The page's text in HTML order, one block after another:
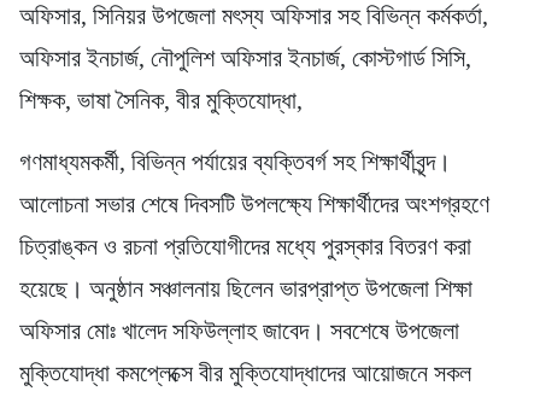
অফিসার, সিনিয়র উপজেলা মৎস্য অফিসার সহ বিভিন্ন কর্মকর্তা,
অফিসার ইনচার্জ, নৌপুলিশ অফিসার ইনচার্জ, কোস্টগার্ড সিসি,
শিক্ষক, ভাষা সৈনিক, বীর মুক্তিযোদ্ধা,
গণমাধ্যমকর্মী, বিভিন্ন পর্যায়ের ব্যক্তিবর্গ সহ শিক্ষার্থীবৃন্দ।
আলোচনা সভার শেষে দিবসটি উপলক্ষ্যে শিক্ষার্থীদের অংশগ্রহণে
চিত্রাঙ্কন ও রচনা প্রতিযোগীদের মধ্যে পুরস্কার বিতরণ করা
হয়েছে। অনুষ্ঠান সঞ্চালনায় ছিলেন ভারপ্রাপ্ত উপজেলা শিক্ষা
অফিসার মোঃ খালেদ সফিউল্লাহ জাবেদ। সবশেষে উপজেলা
মুক্তিযোদ্ধা কমপ্লেক্সে বীর মুক্তিযোদ্ধাদের আয়োজনে সকল